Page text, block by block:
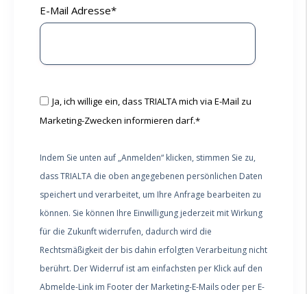
E-Mail Adresse*
Ja, ich willige ein, dass TRIALTA mich via E-Mail zu
Marketing-Zwecken informieren darf.*
Indem Sie unten auf „Anmelden“ klicken, stimmen Sie zu,
dass TRIALTA die oben angegebenen persönlichen Daten
speichert und verarbeitet, um Ihre Anfrage bearbeiten zu
können. Sie können Ihre Einwilligung jederzeit mit Wirkung
für die Zukunft widerrufen, dadurch wird die
Rechtsmäßigkeit der bis dahin erfolgten Verarbeitung nicht
berührt. Der Widerruf ist am einfachsten per Klick auf den
Abmelde-Link im Footer der Marketing-E-Mails oder per E-